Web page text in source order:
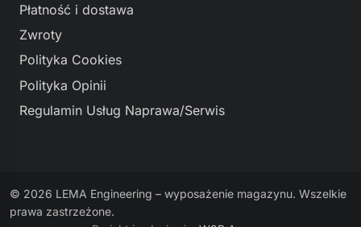
Płatność i dostawa
Zwroty
Polityka Cookies
Polityka Opinii
Regulamin Usług Naprawa/Serwis
© 2026 LEMA Engineering – wyposażenie magazynu. Wszelkie
prawa zastrzeżone.